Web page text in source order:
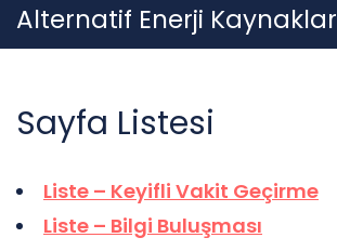
Skip
to
Alternatif Enerji
Sayfa Listesi
Liste – Keyifli Vakit Geçirme
Liste – Bilgi Buluşması